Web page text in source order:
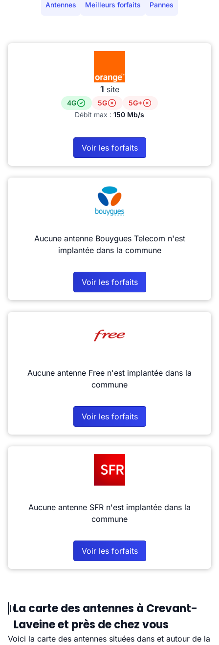
Antennes Meilleurs forfaits Pannes
1 site
4G 5G
5G+
Débit max : 150 Mb/s
Voir les forfaits
Aucune antenne Bouygues Telecom n'est
implantée dans la commune
Voir les forfaits
Aucune antenne Free n'est implantée dans la
commune
Voir les forfaits
Aucune antenne SFR n'est implantée dans la
commune
Voir les forfaits
La carte des antennes à Crevant-
Laveine et près de chez vous
Voici la carte des antennes situées dans et autour de la